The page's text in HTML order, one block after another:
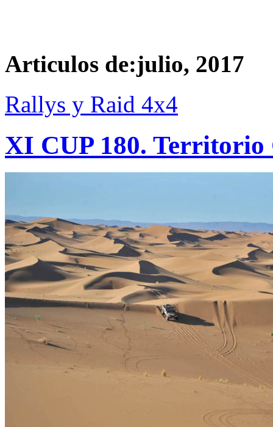
Articulos de:julio, 2017
Rallys y Raid 4x4
XI CUP 180. Territorio